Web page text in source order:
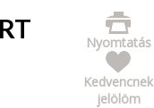
Nyomtatás
Kedvencnek
jelölöm